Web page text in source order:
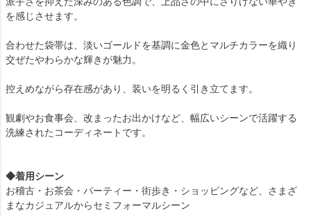
を感じさせます。
合わせた袋帯は、淡いゴールドを基調に金色とマルチカラーを織り
交ぜたやわらかな輝きが魅力。
控えめながら存在感があり、装いを明るく引き立てます。
観劇やお食事会、改まったお出かけなど、幅広いシーンで活躍する
洗練されたコーディネートです。
◆着用シーン
お稽古・お茶会・パーティー・街歩き・ショッピングなど、さまざ
まなカジュアルからセミフォーマルシーン